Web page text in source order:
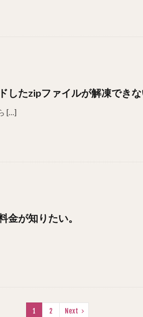
したzipファイルが解凍できな
[…]
金が知りたい。
1 2 Next